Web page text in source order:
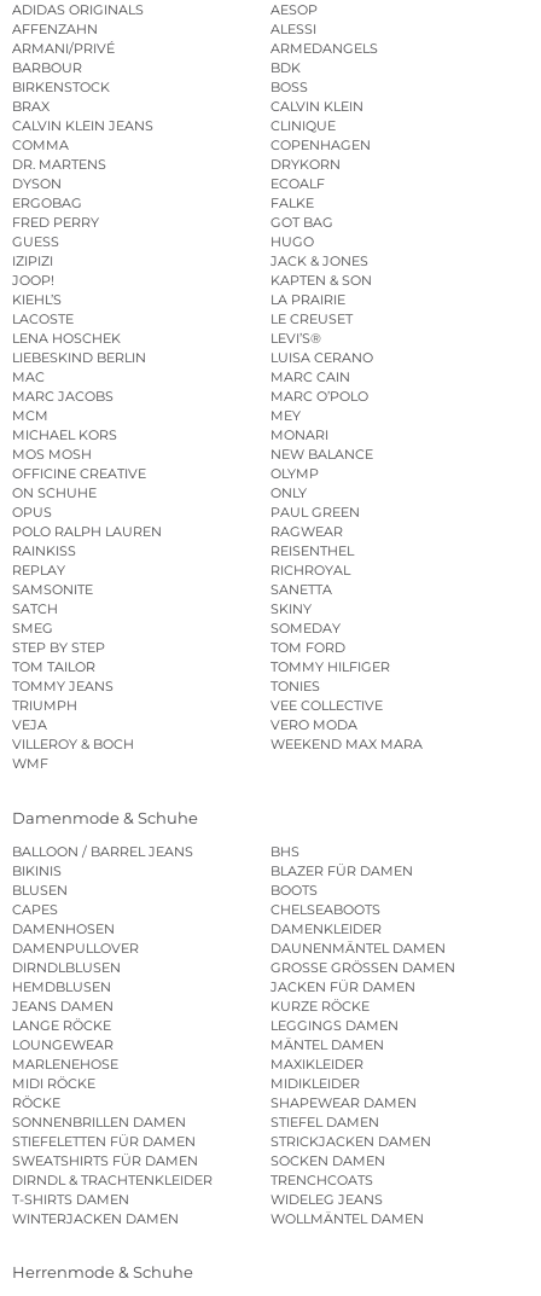
ADIDAS ORIGINALS
AESOP
AFFENZAHN
ALESSI
ARMANI/PRIVÉ
ARMEDANGELS
BARBOUR
BDK
BIRKENSTOCK
BOSS
BRAX
CALVIN KLEIN
CALVIN KLEIN JEANS
CLINIQUE
COMMA
COPENHAGEN
DR. MARTENS
DRYKORN
DYSON
ECOALF
ERGOBAG
FALKE
FRED PERRY
GOT BAG
GUESS
HUGO
IZIPIZI
JACK & JONES
JOOP!
KAPTEN & SON
KIEHL’S
LA PRAIRIE
LACOSTE
LE CREUSET
LENA HOSCHEK
LEVI’S®
LIEBESKIND BERLIN
LUISA CERANO
MAC
MARC CAIN
MARC JACOBS
MARC O’POLO
MCM
MEY
MICHAEL KORS
MONARI
MOS MOSH
NEW BALANCE
OFFICINE CREATIVE
OLYMP
ON SCHUHE
ONLY
OPUS
PAUL GREEN
POLO RALPH LAUREN
RAGWEAR
RAINKISS
REISENTHEL
REPLAY
RICHROYAL
SAMSONITE
SANETTA
SATCH
SKINY
SMEG
SOMEDAY
STEP BY STEP
TOM FORD
TOM TAILOR
TOMMY HILFIGER
TOMMY JEANS
TONIES
TRIUMPH
VEE COLLECTIVE
VEJA
VERO MODA
VILLEROY & BOCH
WEEKEND MAX MARA
WMF
Damenmode & Schuhe
BALLOON / BARREL JEANS
BHS
BIKINIS
BLAZER FÜR DAMEN
BLUSEN
BOOTS
CAPES
CHELSEABOOTS
DAMENHOSEN
DAMENKLEIDER
DAMENPULLOVER
DAUNENMÄNTEL DAMEN
DIRNDLBLUSEN
GROSSE GRÖSSEN DAMEN
HEMDBLUSEN
JACKEN FÜR DAMEN
JEANS DAMEN
KURZE RÖCKE
LANGE RÖCKE
LEGGINGS DAMEN
LOUNGEWEAR
MÄNTEL DAMEN
MARLENEHOSE
MAXIKLEIDER
MIDI RÖCKE
MIDIKLEIDER
RÖCKE
SHAPEWEAR DAMEN
SONNENBRILLEN DAMEN
STIEFEL DAMEN
STIEFELETTEN FÜR DAMEN
STRICKJACKEN DAMEN
SWEATSHIRTS FÜR DAMEN
SOCKEN DAMEN
DIRNDL & TRACHTENKLEIDER
TRENCHCOATS
T-SHIRTS DAMEN
WIDELEG JEANS
WINTERJACKEN DAMEN
WOLLMÄNTEL DAMEN
Herrenmode & Schuhe